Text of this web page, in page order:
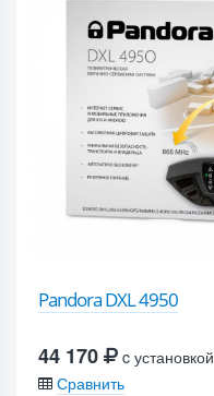
Pandora DXL 4950
44 170
c установкой
Сравнить